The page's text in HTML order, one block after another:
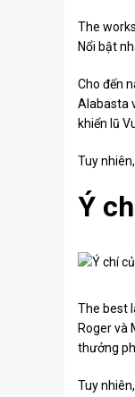
The
Nổi bật
Cho đến
Alabasta
khiển lũ
Tuy
Ý
The best
Roger và
thưởng
Tuy